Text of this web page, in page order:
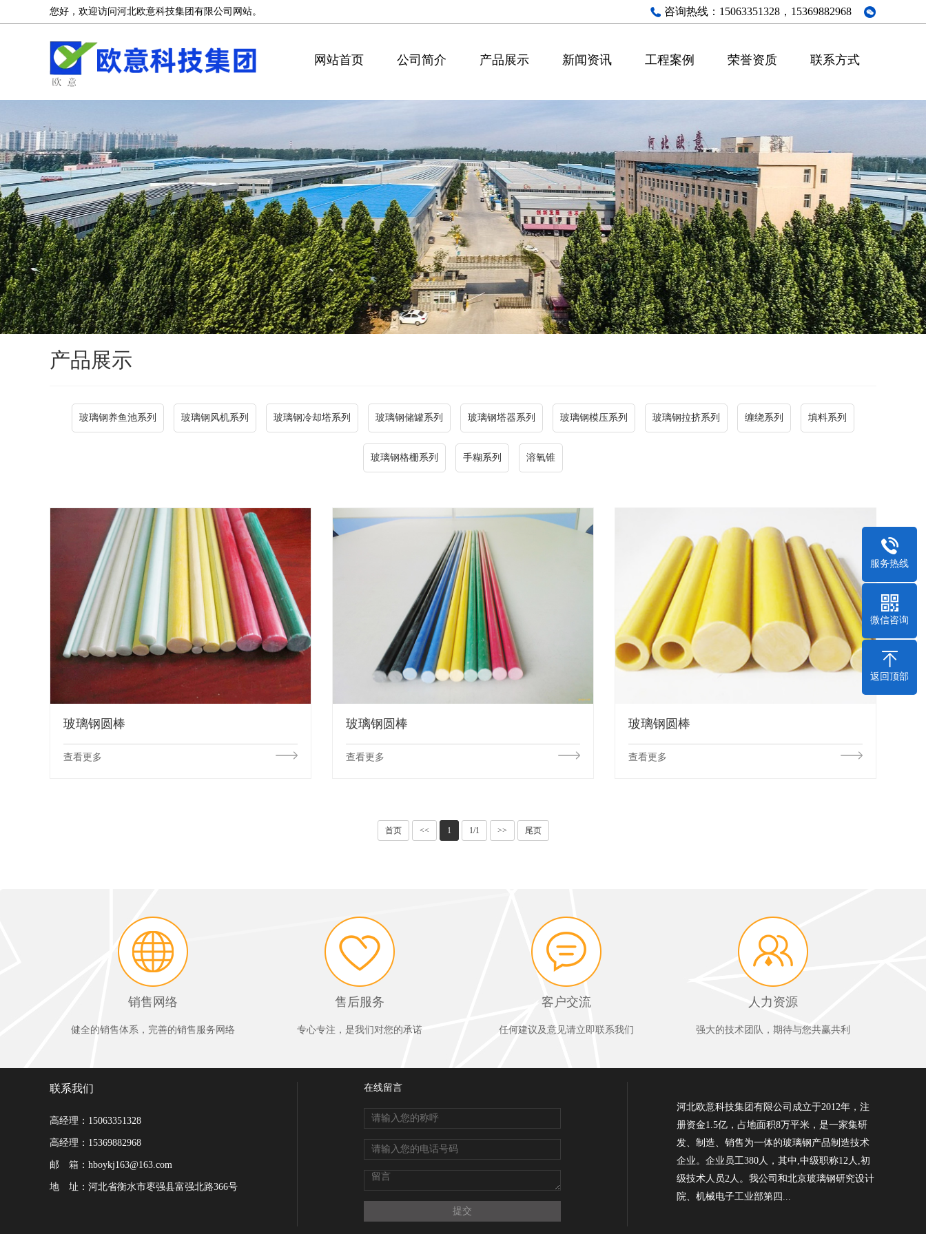
您好，欢迎访问河北欧意科技集团有限公司网站。 咨询热线： 15063351328，15369882968
网站首页 公司简介 产品展示 新闻资讯 工程案例 荣誉资质 联系方式
产品展示
玻璃钢养鱼池系列 玻璃钢风机系列 玻璃钢冷却塔系列 玻璃钢储罐系列 玻璃钢塔器系列 玻璃钢模压系列 玻璃钢拉挤系列 缠绕系列 填料系列
玻璃钢格栅系列 手糊系列 溶氧锥
玻璃钢圆棒
查看更多
玻璃钢圆棒
查看更多
玻璃钢圆棒
查看更多
首页 << 1 1/1 >> 尾页
销售网络
健全的销售体系，完善的销售服务网络
售后服务
专心专注，是我们对您的承诺
客户交流
任何建议及意见请立即联系我们
人力资源
强大的技术团队，期待与您共赢共利
联系我们
高经理：15063351328
高经理：15369882968
邮 箱：hboykj163@163.com
地 址：河北省衡水市枣强县富强北路366号
在线留言
河北欧意科技集团有限公司成立于2012年，注
册资金1.5亿，占地面积8万平米，是一家集研
发、制造、销售为一体的玻璃钢产品制造技术
企业。企业员工380人，其中,中级职称12人,初
级技术人员2人。我公司和北京玻璃钢研究设计
院、机械电子工业部第四...
服务热线
微信咨询
返回顶部